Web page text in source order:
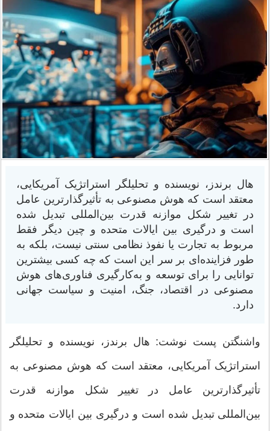
هال برندز، نویسنده و تحلیلگر استراتژیک آمریکایی،
معتقد است که هوش مصنوعی به تأثیرگذارترین عامل
در تغییر شکل موازنه قدرت بین‌المللی تبدیل شده
است و درگیری بین ایالات متحده و چین دیگر فقط
مربوط به تجارت یا نفوذ نظامی سنتی نیست، بلکه به
طور فزاینده‌ای بر سر این است که چه کسی بیشترین
توانایی را برای توسعه و به‌کارگیری فناوری‌های هوش
مصنوعی در اقتصاد، جنگ، امنیت و سیاست جهانی
دارد.
واشنگتن پست نوشت: هال برندز، نویسنده و تحلیلگر
استراتژیک آمریکایی، معتقد است که هوش مصنوعی به
تأثیرگذارترین عامل در تغییر شکل موازنه قدرت
بین‌المللی تبدیل شده است و درگیری بین ایالات متحده و